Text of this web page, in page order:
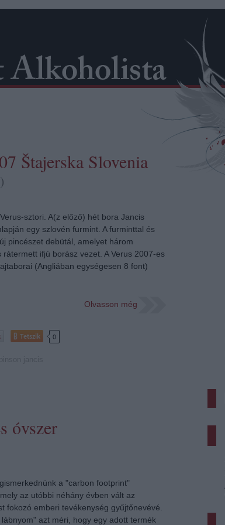
Štajerska Slovenia
sztori. A(z előző) hét bora Jancis
egy szlovén furmint. A furminttal és
pincészet debütál, amelyet három
rátermett ifjú borász vezet. A Verus 2007-es
(Angliában egységesen 8 font)
Olvasson még
Tetszik 0
óvszer
a "carbon footprint"
az utóbbi néhány évben vált az
fokozó emberi tevékenység gyűjtőnevévé.
lábnyom" azt méri, hogy egy adott termék